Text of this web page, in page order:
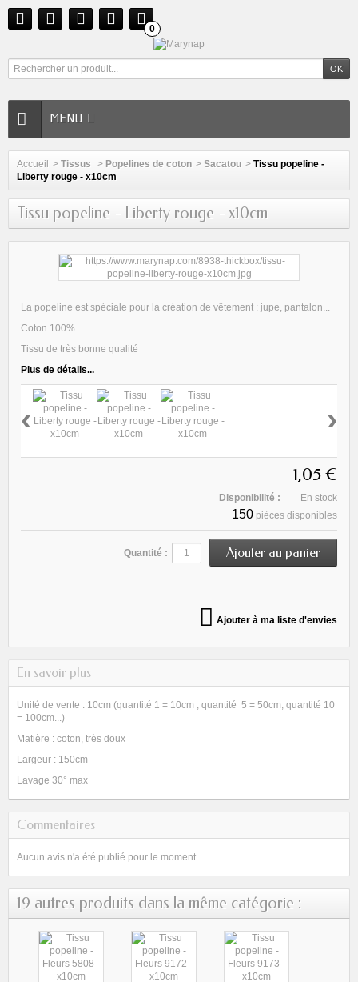
0
MENU
Accueil > Tissus > Popelines de coton > Sacatou > Tissu popeline -
Liberty rouge - x10cm
Tissu popeline - Liberty rouge - x10cm
La popeline est spéciale pour la création de vêtement : jupe, pantalon...
Coton 100%
Tissu de très bonne qualité
Plus de détails...
‹ ›
1,05 €
Disponibilité : En stock
150 pièces disponibles
Quantité :
Ajouter à ma liste d'envies
En savoir plus
Unité de vente : 10cm (quantité 1 = 10cm , quantité 5 = 50cm, quantité 10
= 100cm...)
Matière : coton, très doux
Largeur : 150cm
Lavage 30° max
Commentaires
Aucun avis n'a été publié pour le moment.
19 autres produits dans la même catégorie :